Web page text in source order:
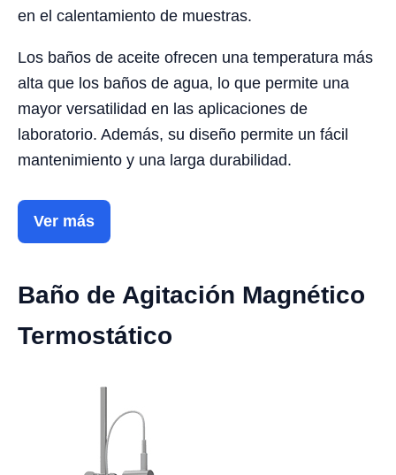
en el calentamiento de muestras.
Los baños de aceite ofrecen una temperatura más
alta que los baños de agua, lo que permite una
mayor versatilidad en las aplicaciones de
laboratorio. Además, su diseño permite un fácil
mantenimiento y una larga durabilidad.
Ver más
Baño de Agitación Magnético
Termostático